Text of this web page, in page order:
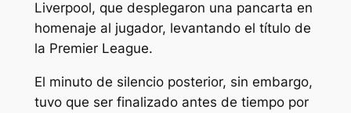
Liverpool, que desplegaron una pancarta en
homenaje al jugador, levantando el título de
la Premier League.
El minuto de silencio posterior, sin embargo,
tuvo que ser finalizado antes de tiempo por